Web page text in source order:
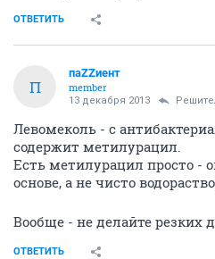
ОТВЕТИТЬ
П
паZZиент
member
13 декабря 2013
Левомеколь - с
содержит метилурацил.
Есть метилурацил просто -
основе, а не чисто
Вообще - не делайте резких
ОТВЕТИТЬ